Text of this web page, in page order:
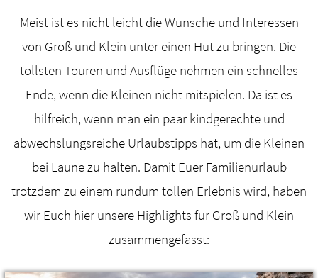
Meist ist es nicht leicht die Wünsche und Interessen
von Groß und Klein unter einen Hut zu bringen. Die
tollsten Touren und Ausflüge nehmen ein schnelles
Ende, wenn die Kleinen nicht mitspielen. Da ist es
hilfreich, wenn man ein paar kindgerechte und
abwechslungsreiche Urlaubstipps hat, um die Kleinen
bei Laune zu halten. Damit Euer Familienurlaub
trotzdem zu einem rundum tollen Erlebnis wird, haben
wir Euch hier unsere Highlights für Groß und Klein
zusammengefasst: